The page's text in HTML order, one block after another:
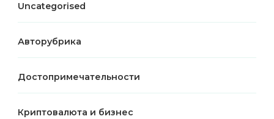
Uncategorised
Авторубрика
Достопримечательности
Криптовалюта и бизнес